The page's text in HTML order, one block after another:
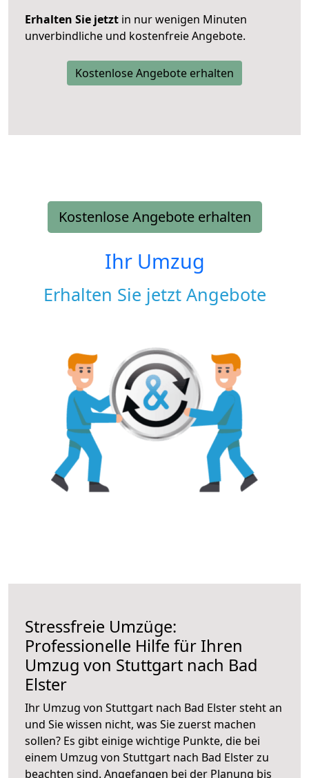
Erhalten Sie jetzt in nur wenigen Minuten
unverbindliche und kostenfreie Angebote.
Kostenlose Angebote erhalten
Kostenlose Angebote erhalten
Ihr Umzug
Erhalten Sie jetzt Angebote
Stressfreie Umzüge:
Professionelle Hilfe für Ihren
Umzug von Stuttgart nach Bad
Elster
Ihr Umzug von Stuttgart nach Bad Elster steht an
und Sie wissen nicht, was Sie zuerst machen
sollen? Es gibt einige wichtige Punkte, die bei
einem Umzug von Stuttgart nach Bad Elster zu
beachten sind. Angefangen bei der Planung bis